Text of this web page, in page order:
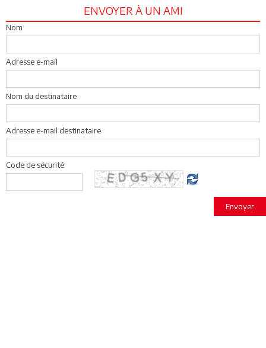
ENVOYER À UN AMI
Nom
Adresse e-mail
Nom du destinataire
Adresse e-mail destinataire
Code de sécurité
Envoyer